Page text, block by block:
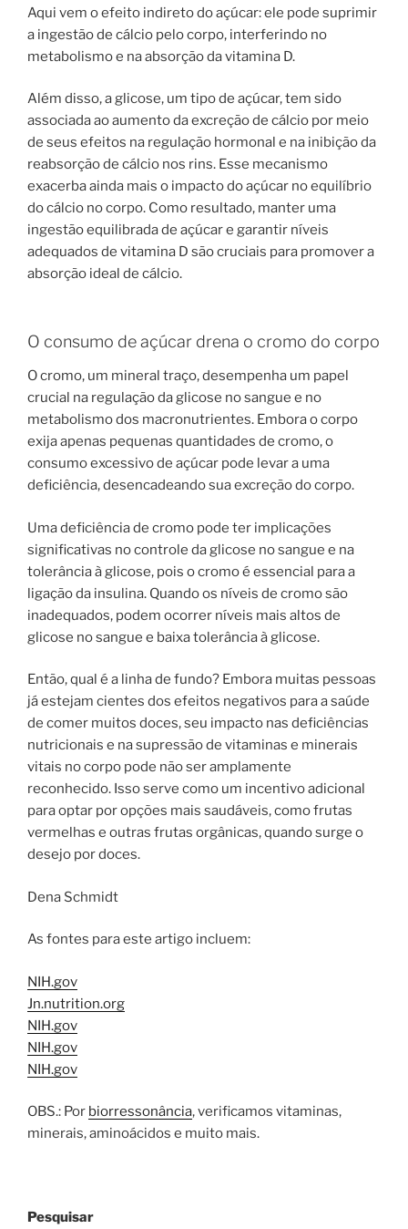
Aqui vem o efeito indireto do açúcar: ele pode suprimir
a ingestão de cálcio pelo corpo, interferindo no
metabolismo e na absorção da vitamina D.
Além disso, a glicose, um tipo de açúcar, tem sido
associada ao aumento da excreção de cálcio por meio
de seus efeitos na regulação hormonal e na inibição da
reabsorção de cálcio nos rins. Esse mecanismo
exacerba ainda mais o impacto do açúcar no equilíbrio
do cálcio no corpo. Como resultado, manter uma
ingestão equilibrada de açúcar e garantir níveis
adequados de vitamina D são cruciais para promover a
absorção ideal de cálcio.
O consumo de açúcar drena o cromo do corpo
O cromo, um mineral traço, desempenha um papel
crucial na regulação da glicose no sangue e no
metabolismo dos macronutrientes. Embora o corpo
exija apenas pequenas quantidades de cromo, o
consumo excessivo de açúcar pode levar a uma
deficiência, desencadeando sua excreção do corpo.
Uma deficiência de cromo pode ter implicações
significativas no controle da glicose no sangue e na
tolerância à glicose, pois o cromo é essencial para a
ligação da insulina. Quando os níveis de cromo são
inadequados, podem ocorrer níveis mais altos de
glicose no sangue e baixa tolerância à glicose.
Então, qual é a linha de fundo? Embora muitas pessoas
já estejam cientes dos efeitos negativos para a saúde
de comer muitos doces, seu impacto nas deficiências
nutricionais e na supressão de vitaminas e minerais
vitais no corpo pode não ser amplamente
reconhecido. Isso serve como um incentivo adicional
para optar por opções mais saudáveis, como frutas
vermelhas e outras frutas orgânicas, quando surge o
desejo por doces.
Dena Schmidt
As fontes para este artigo incluem:
NIH.gov
Jn.nutrition.org
NIH.gov
NIH.gov
NIH.gov
OBS.: Por biorressonância, verificamos vitaminas,
minerais, aminoácidos e muito mais.
Pesquisar